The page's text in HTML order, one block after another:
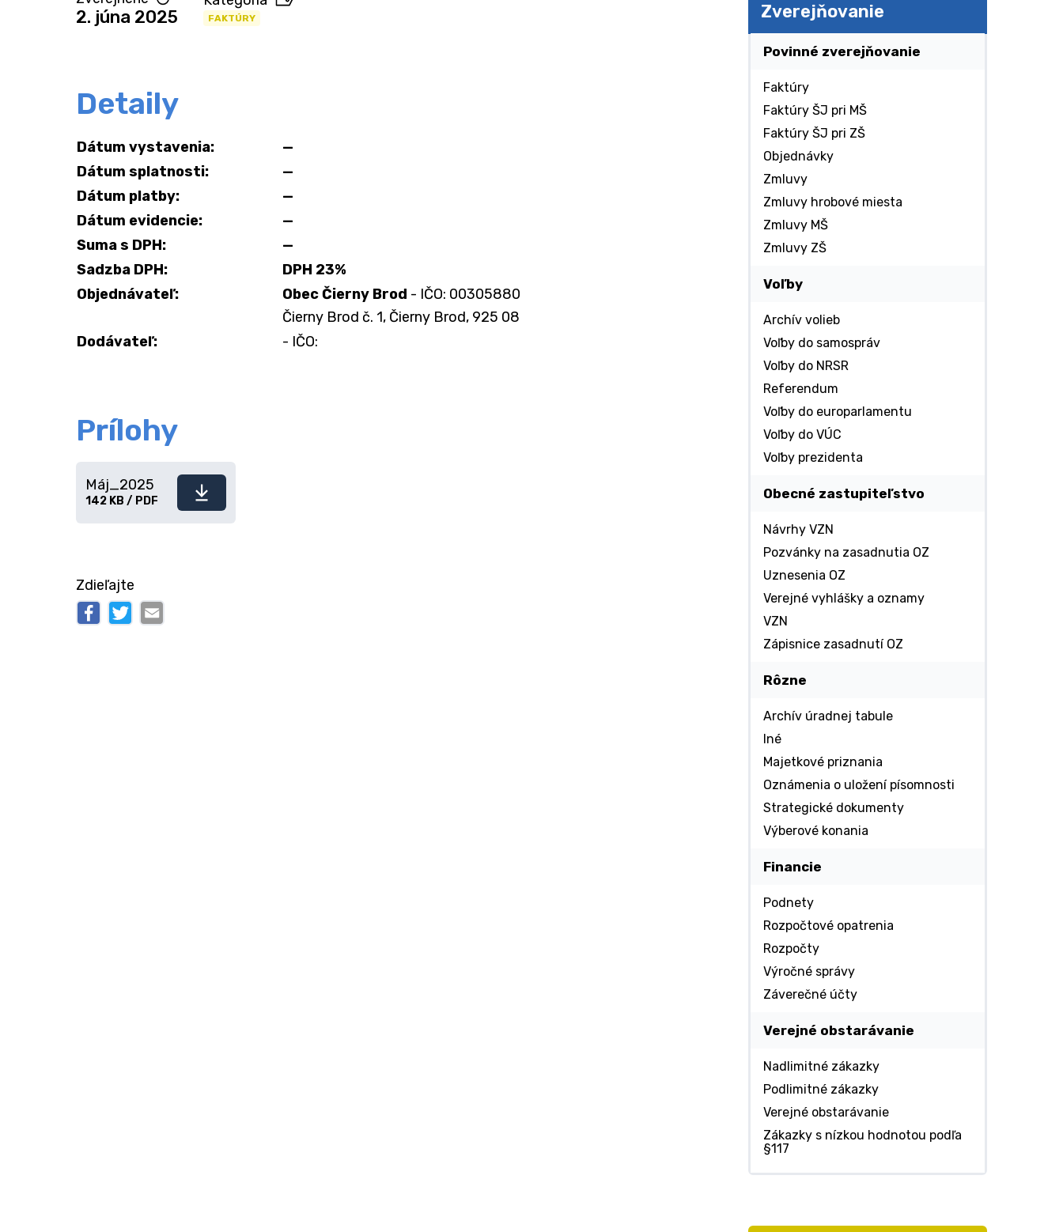
2. júna 2025 FAKTÚRY
Detaily
Dátum vystavenia:
—
Dátum splatnosti:
—
Dátum platby:
—
Dátum evidencie:
—
Suma s DPH:
—
Sadzba DPH:
DPH 23%
Objednávateľ:
Obec Čierny Brod - IČO: 00305880
Čierny Brod č. 1, Čierny Brod, 925 08
Dodávateľ:
- IČO:
Prílohy
Stiahnuť
Máj_2025
142 KB / PDF
Zdieľajte
Zverejňovanie
Povinné zverejňovanie
Faktúry
Faktúry ŠJ pri MŠ
Faktúry ŠJ pri ZŠ
Objednávky
Zmluvy
Zmluvy hrobové miesta
Zmluvy MŠ
Zmluvy ZŠ
Voľby
Archív volieb
Voľby do samospráv
Voľby do NRSR
Referendum
Voľby do europarlamentu
Voľby do VÚC
Voľby prezidenta
Obecné zastupiteľstvo
Návrhy VZN
Pozvánky na zasadnutia OZ
Uznesenia OZ
Verejné vyhlášky a oznamy
VZN
Zápisnice zasadnutí OZ
Rôzne
Archív úradnej tabule
Iné
Majetkové priznania
Oznámenia o uložení písomnosti
Strategické dokumenty
Výberové konania
Financie
Podnety
Rozpočtové opatrenia
Rozpočty
Výročné správy
Záverečné účty
Verejné obstarávanie
Nadlimitné zákazky
Podlimitné zákazky
Verejné obstarávanie
Zákazky s nízkou hodnotou podľa
§117